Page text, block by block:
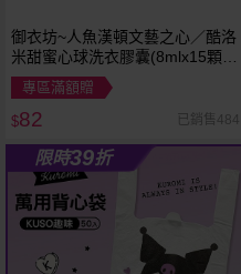
御衣坊~人魚漢頓文藝之心／酷洛
米甜蜜心球洗衣膠囊(8mlx15顆
入) 款式可選
專區滿額贈
$82 已銷售484
限時39折